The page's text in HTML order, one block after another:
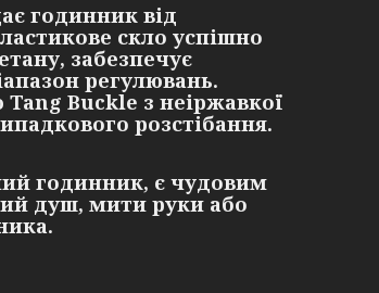
годинник від
скло успішно
забезпечує
регулювань.
Buckle з неіржавкої
розстібання.
годинник, є чудовим
душ, мити руки або